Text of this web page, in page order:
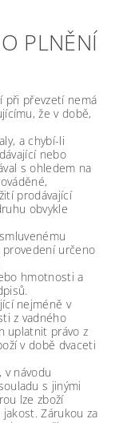
PLNĚNÍ
při převzetí nemá
že v době,
a chybí-li
nebo
s ohledem na
prodávající
obvykle
určeno
hmotnosti a
nejméně v
z vadného
uplatnit právo z
v době dvaceti
v návodu
s jinými
lze zboží
Zárukou za